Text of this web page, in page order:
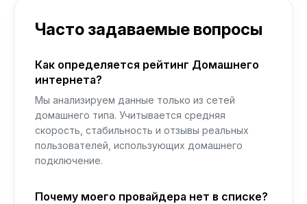
Часто задаваемые вопросы
Как определяется рейтинг Домашнего
интернета?
Мы анализируем данные только из сетей
домашнего типа. Учитывается средняя
скорость, стабильность и отзывы реальных
пользователей, использующих домашнего
подключение.
Почему моего провайдера нет в списке?